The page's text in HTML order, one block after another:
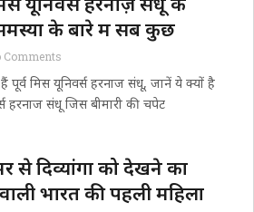
के बारे में सब कुछ
Comments
पूर्व मिस यूनिवर्स हरनाज संधू, जानें ये क्यों है
हरनाज संधू जिस बीमारी की चपेट
से दिव्यांगों को देखने का
भारत की पहली महिला